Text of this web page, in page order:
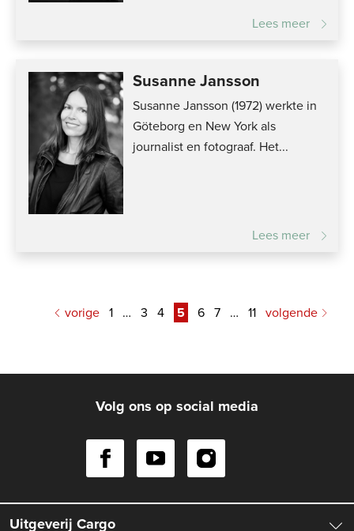
Lees meer
Susanne Jansson
Susanne Jansson (1972) werkte in
Göteborg en New York als
journalist en fotograaf. Het...
Lees meer
vorige 1 … 3 4 5 6 7 … 11 volgende
Volg ons op social media
Uitgeverij Cargo